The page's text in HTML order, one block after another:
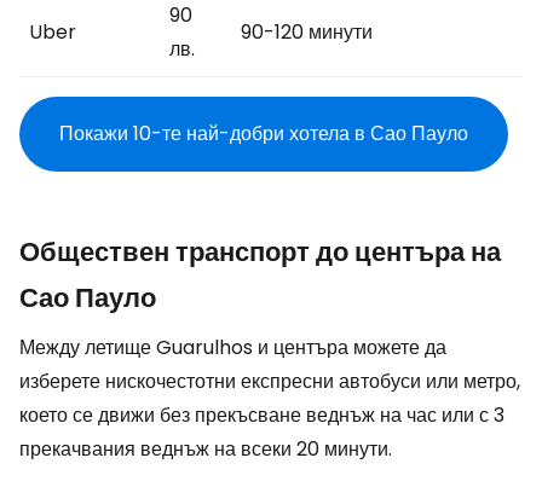
Uber
90
лв.
90-120 минути
Покажи 10-те най-добри хотела в Сао Пауло
Обществен транспорт до центъра на
Сао Пауло
Между летище Guarulhos и центъра можете да
изберете нискочестотни експресни автобуси или метро,
което се движи без прекъсване веднъж на час или с 3
прекачвания веднъж на всеки 20 минути.